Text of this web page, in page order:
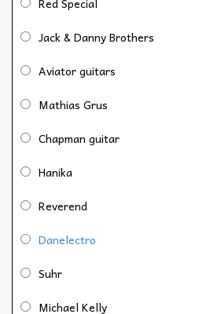
Jack & Danny Brothers
Aviator guitars
Mathias Grus
Chapman guitar
Hanika
Reverend
Danelectro
Suhr
Michael Kelly